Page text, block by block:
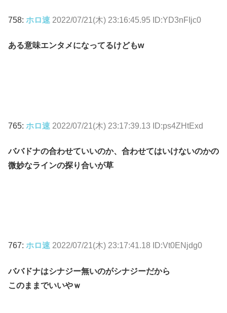
758: ホロ速 2022/07/21(木) 23:16:45.95 ID:YD3nFIjc0
ある意味エンタメになってるけどもw
765: ホロ速 2022/07/21(木) 23:17:39.13 ID:ps4ZHtExd
ババドナの合わせていいのか、合わせてはいけないのかの
微妙なラインの探り合いが草
767: ホロ速 2022/07/21(木) 23:17:41.18 ID:Vt0ENjdg0
ババドナはシナジー無いのがシナジーだから
このままでいいやｗ